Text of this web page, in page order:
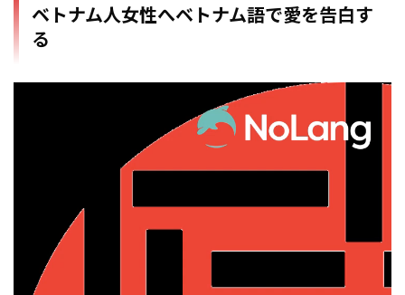
ベトナム人女性へベトナム語で愛を告白す
る